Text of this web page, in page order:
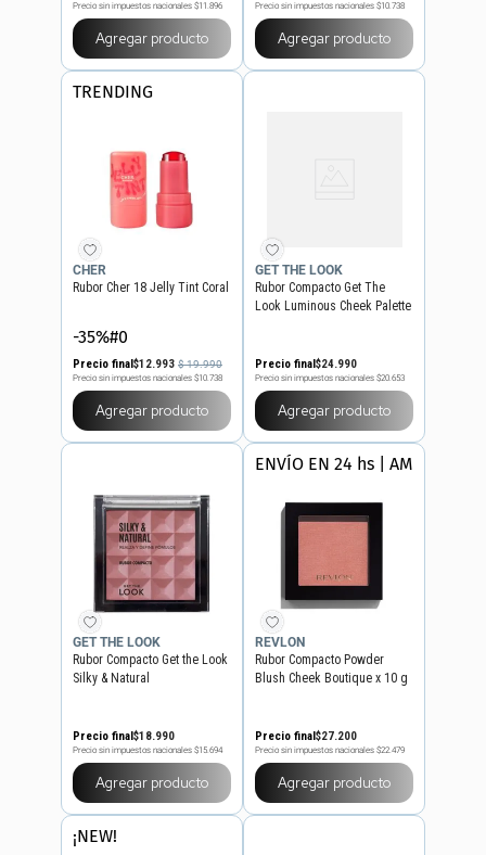
Precio sin impuestos nacionales $11.896
Agregar producto
Precio sin impuestos nacionales $10.738
Agregar producto
TRENDING
CHER
Rubor Cher 18 Jelly Tint Coral
-35%#0
Precio final$12.993 $19.990
Precio sin impuestos nacionales $10.738
Agregar producto
GET THE LOOK
Rubor Compacto Get The
Look Luminous Cheek Palette
Precio final$24.990
Precio sin impuestos nacionales $20.653
Agregar producto
GET THE LOOK
Rubor Compacto Get the Look
Silky & Natural
Precio final$18.990
Precio sin impuestos nacionales $15.694
Agregar producto
ENVÍO EN 24 hs | AMBA
REVLON
Rubor Compacto Powder
Blush Cheek Boutique x 10 g
Precio final$27.200
Precio sin impuestos nacionales $22.479
Agregar producto
¡NEW!